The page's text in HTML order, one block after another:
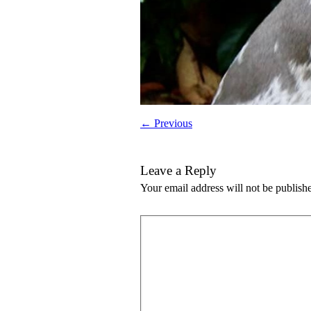
← Previous
Leave a Reply
Your email address will not be